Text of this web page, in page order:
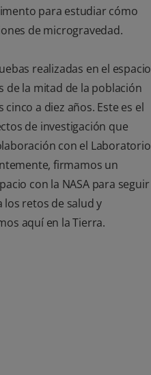
para estudiar cómo
de microgravedad.
realizadas en el espacio
de la mitad de la población
a diez años. Este es el
de investigación que
con el Laboratorio
firmamos un
con la NASA para seguir
retos de salud y
aquí en la Tierra.